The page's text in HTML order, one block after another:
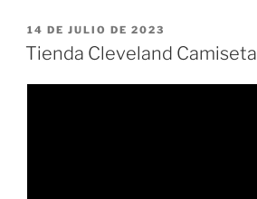
PUBLICADO
EL
14 DE JULIO DE 2023
Tienda Cleveland Camiseta